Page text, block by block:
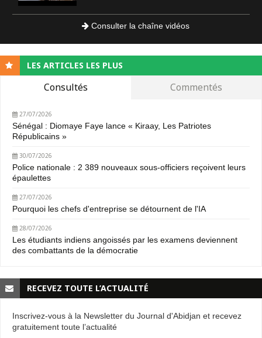
Consulter la chaîne vidéos
LES ARTICLES LES PLUS
Consultés Commentés
27/07/2026
Sénégal : Diomaye Faye lance « Kiraay, Les Patriotes
Républicains »
30/07/2026
Police nationale : 2 389 nouveaux sous-officiers reçoivent leurs
épaulettes
27/07/2026
Pourquoi les chefs d'entreprise se détournent de l'IA
28/07/2026
Les étudiants indiens angoissés par les examens deviennent
des combattants de la démocratie
RECEVEZ TOUTE L’ACTUALITÉ
Inscrivez-vous à la Newsletter du Journal d'Abidjan et recevez
gratuitement toute l’actualité